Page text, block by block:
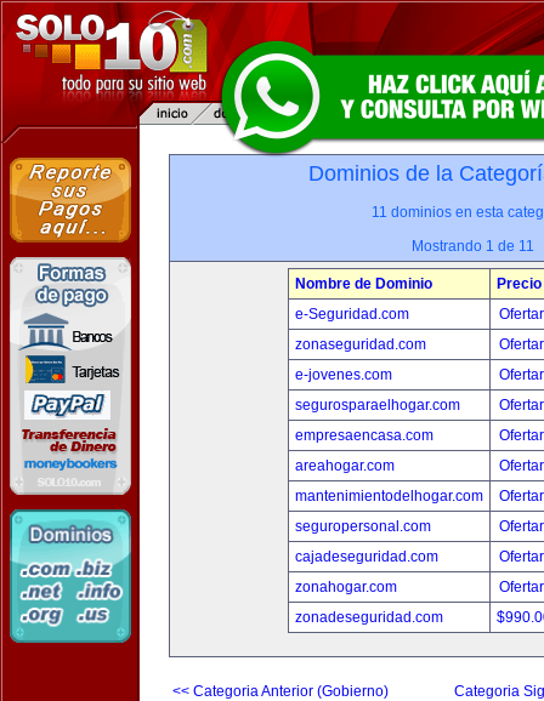
Dominios de la
11 dominios en esta
Mostrando 1 de 11
Nombre de Dominio
Precio
e-Seguridad.com
zonaseguridad.com
e-jovenes.com
segurosparaelhogar.com
empresaencasa.com
areahogar.com
mantenimientodelhogar.com
seguropersonal.com
cajadeseguridad.com
zonahogar.com
zonadeseguridad.com
<< Categoria Anterior (Gobierno) Categoria